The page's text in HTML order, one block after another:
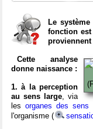
Le
fonction
Cette analyse
donne naissance :
1. à la perception
au sens large, via
lesorganes des sens
l'organisme (